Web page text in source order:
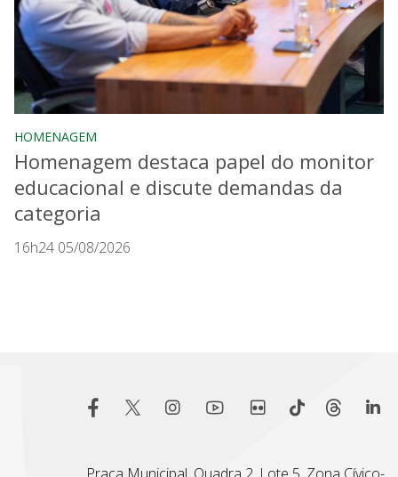
HOMENAGEM
Homenagem destaca papel do monitor
educacional e discute demandas da
categoria
16h24 05/08/2026